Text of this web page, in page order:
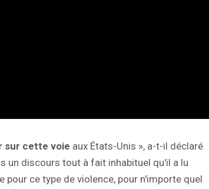
sur cette voie aux États-Unis », a-t-il déclaré
un discours tout à fait inhabituel qu'il a lu
pour ce type de violence, pour n'importe quel